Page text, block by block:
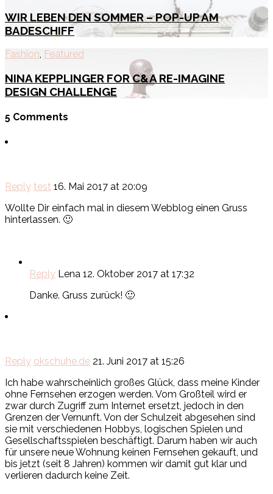
WIR LEBEN DEN SOMMER – POP-UP AM
BADESCHIFF
Fashion, Featured
NINA KEPPLINGER FOR C&A RE-IMAGINE
DESIGN CHALLENGE
5 Comments
Reply test 16. Mai 2017 at 20:09
Wollte Dir einfach mal in diesem Webblog einen Gruss
hinterlassen. 🙂
Reply Lena 12. Oktober 2017 at 17:32
Danke. Gruss zurück! 🙂
Reply okschuhe.de 21. Juni 2017 at 15:26
Ich habe wahrscheinlich großes Glück, dass meine Kinder
ohne Fernsehen erzogen werden. Vom Großteil wird er
zwar durch Zugriff zum Internet ersetzt, jedoch in den
Grenzen der Vernunft. Von der Schulzeit abgesehen sind
sie mit verschiedenen Hobbys, logischen Spielen und
Gesellschaftsspielen beschäftigt. Darum haben wir auch
für unsere neue Wohnung keinen Fernsehen gekauft, und
bis jetzt (seit 8 Jahren) kommen wir damit gut klar und
verlieren dadurch keine Zeit.